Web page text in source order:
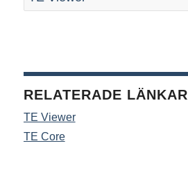
RELATERADE LÄNKAR
TE Viewer
TE Core